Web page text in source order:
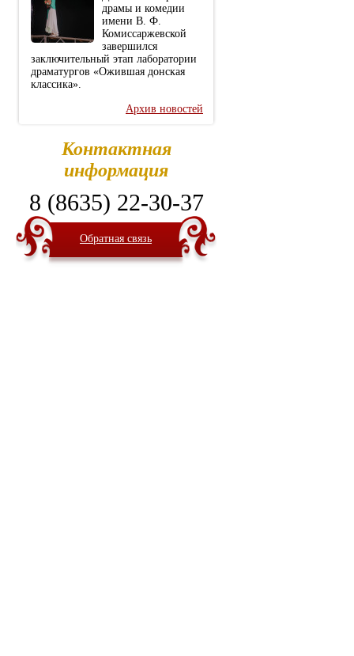
драмы и комедии
имени В. Ф.
Комиссаржевской
завершился
заключительный этап лаборатории
драматургов «Ожившая донская
классика».
Архив новостей
Контактная
информация
8 (8635) 22-30-37
Обратная связь